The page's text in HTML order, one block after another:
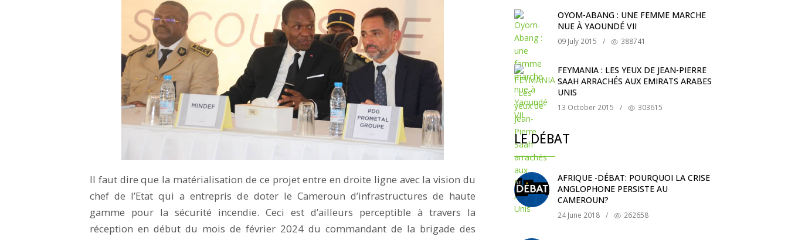
Il faut dire que la matérialisation de ce projet entre en droite ligne avec la vision du
chef de l’Etat qui a entrepris de doter le Cameroun d’infrastructures de haute
gamme pour la sécurité incendie. Ceci est d’ailleurs perceptible à travers la
réception en début du mois de février 2024 du commandant de la brigade des
OYOM-ABANG : UNE FEMME MARCHE
NUE À YAOUNDÉ VII
09 July 2015 / 388741
FEYMANIA : LES YEUX DE JEAN-PIERRE
SAAH ARRACHÉS AUX EMIRATS ARABES
UNIS
13 October 2015 / 303615
LE DÉBAT
AFRIQUE -DÉBAT: POURQUOI LA CRISE
ANGLOPHONE PERSISTE AU
CAMEROUN?
24 June 2018 / 262658